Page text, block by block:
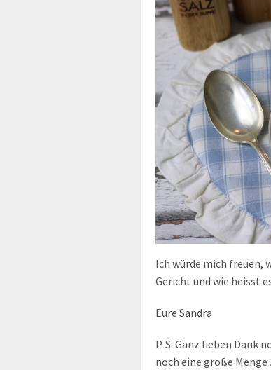
Ich würde mich freuen,
Gericht und wie heisst
Eure Sandra
P. S. Ganz lieben
noch eine große